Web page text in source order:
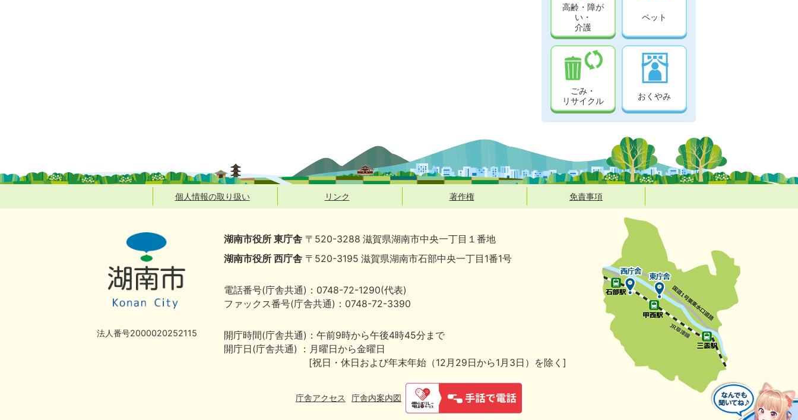
高齢・障が
い・
介護
ペット
ごみ・
リサイクル
おくやみ
個人情報の取り扱い リンク 著作権 免責事項
法人番号2000020252115
湖南市役所 東庁舎 〒520-3288 滋賀県湖南市中央一丁目１番地
湖南市役所 西庁舎 〒520-3195 滋賀県湖南市石部中央一丁目1番1号
電話番号(庁舎共通)：0748-72-1290(代表)
ファックス番号(庁舎共通)：0748-72-3390
開庁時間(庁舎共通)：午前9時から午後4時45分まで
開庁日(庁舎共通) ：月曜日から金曜日
[祝日・休日および年末年始（12月29日から1月3日）を除く]
庁舎アクセス 庁舎内案内図